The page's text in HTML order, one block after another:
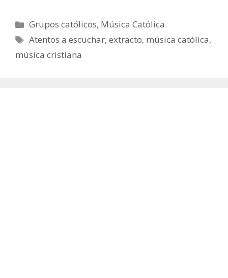
Categorías
Grupos católicos, Música Católica
Etiquetas
Atentos a escuchar,extracto, música católica,
música cristiana